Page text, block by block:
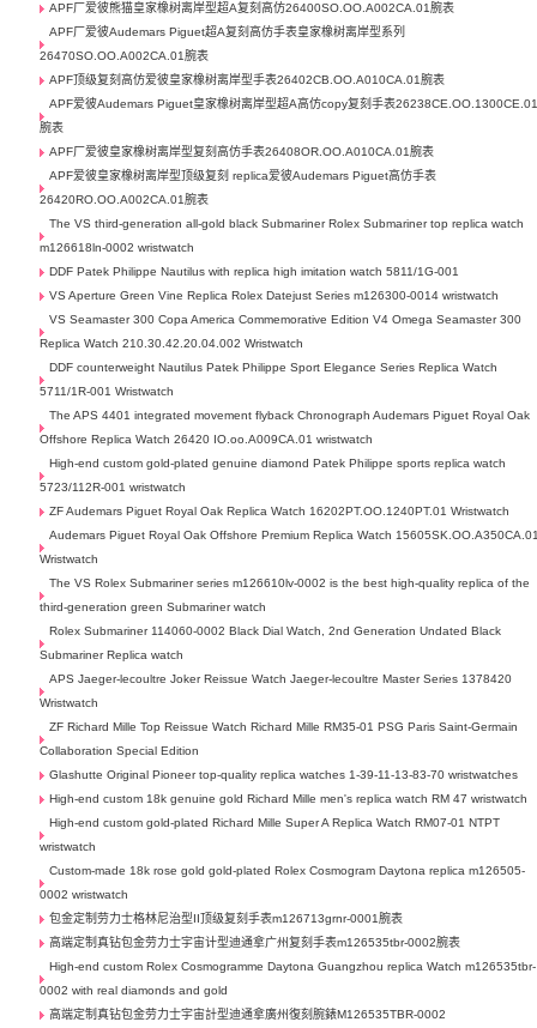
APF厂爱彼熊猫皇家橡树离岸型超A复刻高仿26400SO.OO.A002CA.01腕表
APF厂爱彼Audemars Piguet超A复刻高仿手表皇家橡树离岸型系列
26470SO.OO.A002CA.01腕表
APF顶级复刻高仿爱彼皇家橡树离岸型手表26402CB.OO.A010CA.01腕表
APF爱彼Audemars Piguet皇家橡树离岸型超A高仿copy复刻手表
腕表
APF厂爱彼皇家橡树离岸型复刻高仿手表26408OR.OO.A010CA.01腕表
APF爱彼皇家橡树离岸型顶级复刻 replica爱彼Audemars Piguet高仿手表
26420RO.OO.A002CA.01腕表
The VS third-generation all-gold black Submariner Rolex Submariner top replica watch
m126618ln-0002 wristwatch
DDF Patek Philippe Nautilus with replica high imitation watch 5811/1G-001
VS Aperture Green Vine Replica Rolex Datejust Series m126300-0014 wristwatch
VS Seamaster 300 Copa America Commemorative Edition V4 Omega Seamaster 300
Replica Watch 210.30.42.20.04.002 Wristwatch
DDF counterweight Nautilus Patek Philippe Sport Elegance Series Replica Watch
5711/1R-001 Wristwatch
The APS 4401 integrated movement flyback Chronograph Audemars Piguet Royal Oak
Offshore Replica Watch 26420 IO.oo.A009CA.01 wristwatch
High-end custom gold-plated genuine diamond Patek Philippe sports replica watch
5723/112R-001 wristwatch
ZF Audemars Piguet Royal Oak Replica Watch 16202PT.OO.1240PT.01 Wristwatch
Audemars Piguet Royal Oak Offshore Premium Replica Watch
Wristwatch
The VS Rolex Submariner series m126610lv-0002 is the best high-quality replica of the
third-generation green Submariner watch
Rolex Submariner 114060-0002 Black Dial Watch, 2nd Generation Undated Black
Submariner Replica watch
APS Jaeger-lecoultre Joker Reissue Watch Jaeger-lecoultre Master Series 1378420
Wristwatch
ZF Richard Mille Top Reissue Watch Richard Mille RM35-01 PSG Paris Saint-Germain
Collaboration Special Edition
Glashutte Original Pioneer top-quality replica watches 1-39-11-13-83-70 wristwatches
High-end custom 18k genuine gold Richard Mille men's replica watch RM 47 wristwatch
High-end custom gold-plated Richard Mille Super A Replica Watch RM07-01 NTPT
wristwatch
Custom-made 18k rose gold gold-plated Rolex Cosmogram Daytona replica m126505-
0002 wristwatch
包金定制劳力士格林尼治型II顶级复刻手表m126713grnr-0001腕表
高端定制真钻包金劳力士宇宙计型迪通拿广州复刻手表m126535tbr-0002腕表
High-end custom Rolex Cosmogramme Daytona Guangzhou replica Watch m126535tbr-
0002 with real diamonds and gold
高端定制真钻包金劳力士宇宙計型迪通拿廣州復刻腕錶M126535TBR-0002